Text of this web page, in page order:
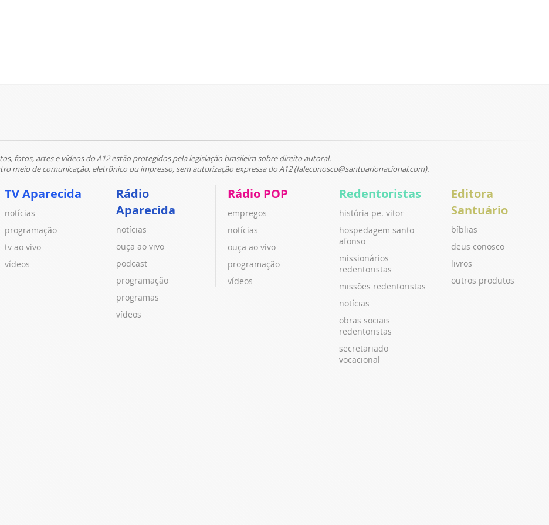
fotos, artes e vídeos do A12 estão protegidos pela legislação brasileira sobre direito autoral.
meio de comunicação, eletrônico ou impresso, sem autorização expressa do A12 (faleconosco@santuarionacional.com).
TV Aparecida
notícias
programação
tv ao vivo
vídeos
Rádio
Aparecida
notícias
ouça ao vivo
podcast
programação
programas
vídeos
Rádio POP
empregos
notícias
ouça ao vivo
programação
vídeos
Redentoristas
história pe. vitor
hospedagem santo
afonso
missionários
redentoristas
missões redentoristas
notícias
obras sociais
redentoristas
secretariado
vocacional
Editora
Santuário
bíblias
deus conosco
livros
outros produtos